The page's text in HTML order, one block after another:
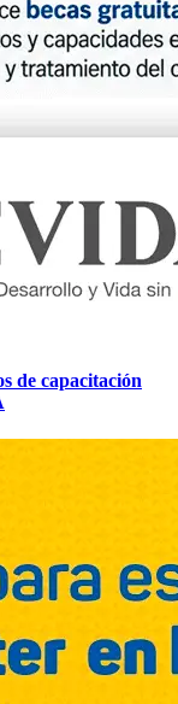
de capacitación